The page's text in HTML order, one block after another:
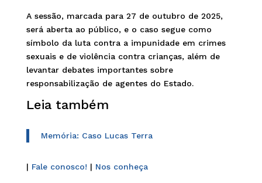
A sessão, marcada para 27 de outubro de 2025,
será aberta ao público, e o caso segue como
símbolo da luta contra a impunidade em crimes
sexuais e de violência contra crianças, além de
levantar debates importantes sobre
responsabilização de agentes do Estado.
Leia também
Memória: Caso Lucas Terra
| Fale conosco! | Nos conheça